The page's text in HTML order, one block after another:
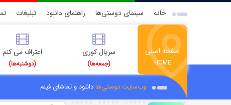
خانه سینمای دوستی‌ها راهنمای دانلود تبلیغات
صفحه اصلی
HOME
سریال کوری
(جمعه‌ها)
اعتراف می کنم
(دوشنبه‌ها)
وب‌سایت دوستی‌هادانلود و تماشای فیلم